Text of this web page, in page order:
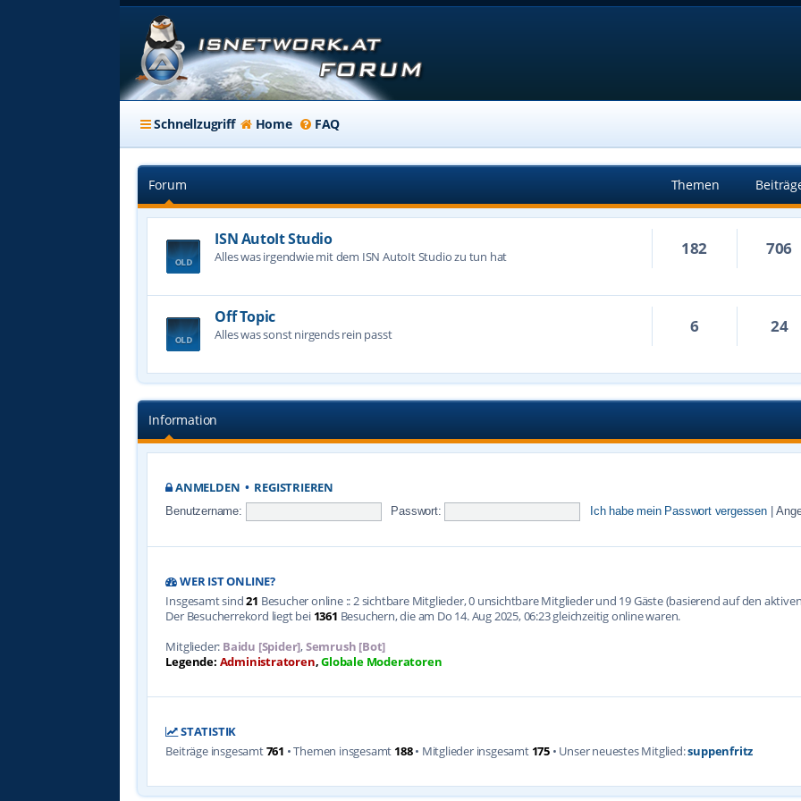
Schnellzugriff Home FAQ
Forum Themen
ISN AutoIt Studio
Alles was irgendwie mit dem ISN AutoIt Studio zu tun hat 182 706
Off Topic
Alles was sonst nirgends rein passt 6 24
Information
ANMELDEN • REGISTRIEREN
Benutzername: Passwort: Ich habe mein Passwort vergessen
WER IST ONLINE?
Insgesamt sind21 Besucher online :: 2 sichtbare Mitglieder, 0 unsichtbare Mitglieder und 19 Gäste (basierend auf den
Der Besucherrekord liegt bei 1361 Besuchern, die am Do 14. Aug 2025, 06:23 gleichzeitig online waren.
Mitglieder: Baidu [Spider],Semrush [Bot]
Legende: Administratoren,Globale Moderatoren
STATISTIK
Beiträge insgesamt761 • Themen insgesamt 188• Mitglieder insgesamt 175 • Unser neuestes Mitglied:suppenfritz